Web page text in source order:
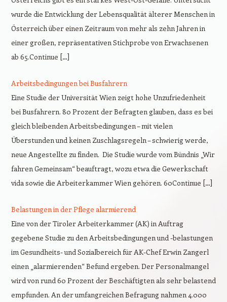
wurde die Entwicklung der Lebensqualität älterer Menschen in
Österreich über einen Zeitraum von mehr als zehn Jahren in
einer großen, repräsentativen Stichprobe von Erwachsenen
ab 65.Continue […]
Arbeitsbedingungen bei Busfahrern
Eine Studie der Universität Wien zeigt hohe Unzufriedenheit
bei Busfahrern. 80 Prozent der Befragten glauben, dass es bei
gleich bleibenden Arbeitsbedingungen – mit vielen
Überstunden und keinen Zuschlagsregeln – schwierig werde,
neue Angestellte zu finden. Die Studie wurde vom Bündnis „Wir
fahren Gemeinsam“ beauftragt, wozu etwa die Gewerkschaft
vida sowie die Arbeiterkammer Wien gehören. 60Continue […]
Belastungen in der Pflege alarmierend
Eine von der Tiroler Arbeiterkammer (AK) in Auftrag
gegebene Studie zu den Arbeitsbedingungen und -belastungen
im Gesundheits- und Sozialbereich für AK-Chef Erwin Zangerl
einen „alarmierenden“ Befund ergeben. Der Personalmangel
wird von rund 60 Prozent der Beschäftigten als sehr belastend
empfunden. An der umfangreichen Befragung nahmen 4.000